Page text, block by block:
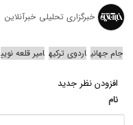
خبرگزاری تحلیلی خبرآنلاین
جام جهانی اردوی ترکیه امیر قلعه نویی
افزودن نظر جدید
نام